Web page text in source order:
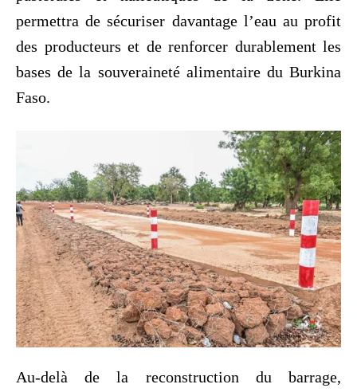
permettra de sécuriser davantage l’eau au profit
des producteurs et de renforcer durablement les
bases de la souveraineté alimentaire du Burkina
Faso.
Au-delà de la reconstruction du barrage,